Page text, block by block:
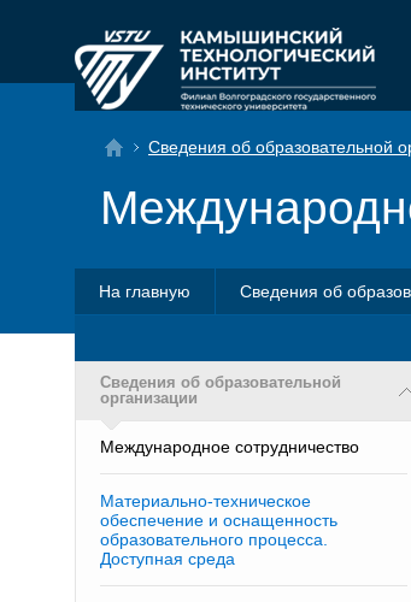
Сведения об образовательной
На главную Сведения об
Сведения об образовательной
организации
Международное сотрудничество
Материально-техническое
обеспечение и оснащенность
образовательного процесса.
Доступная среда